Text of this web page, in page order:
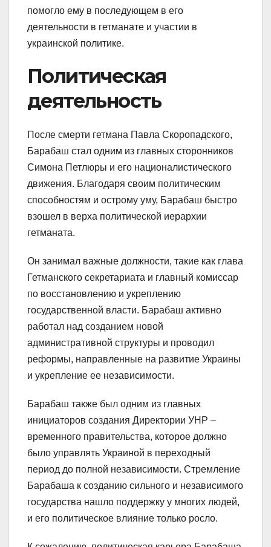
помогло ему в последующем в его
деятельности в гетманате и участии в
украинской политике.
Политическая
деятельность
После смерти гетмана Павла Скоропадского,
Барабаш стал одним из главных сторонников
Симона Петлюры и его националистического
движения. Благодаря своим политическим
способностям и острому уму, Барабаш быстро
взошел в верха политической иерархии
гетманата.
Он занимал важные должности, такие как глава
Гетманского секретариата и главный комиссар
по восстановлению и укреплению
государственной власти. Барабаш активно
работал над созданием новой
административной структуры и проводил
реформы, направленные на развитие Украины
и укрепление ее независимости.
Барабаш также был одним из главных
инициаторов создания Директории УНР –
временного правительства, которое должно
было управлять Украиной в переходный
период до полной независимости. Стремление
Барабаша к созданию сильного и независимого
государства нашло поддержку у многих людей,
и его политическое влияние только росло.